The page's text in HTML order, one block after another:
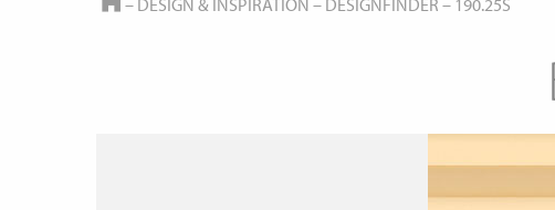
– DESIGN & INSPIRATION – DESIGNFINDER – 190.25S